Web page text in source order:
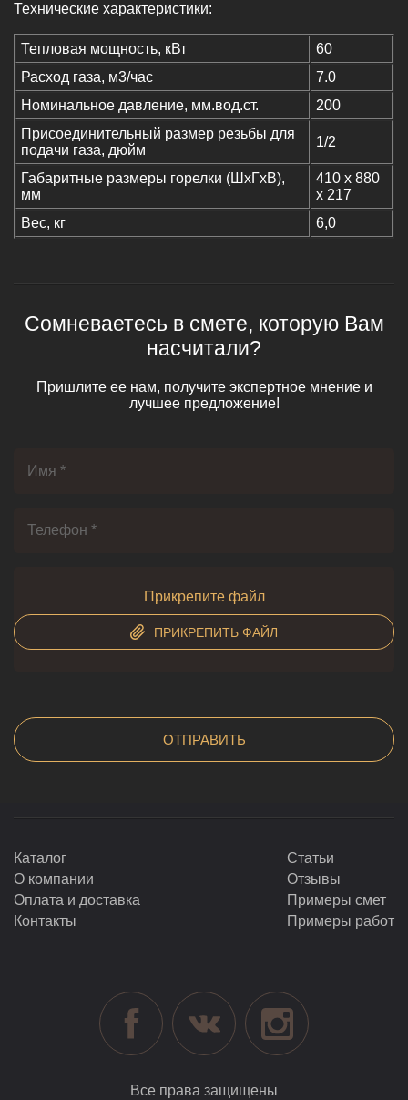
Технические характеристики:
Тепловая мощность, кВт
60
Расход газа, м3/час
7.0
Номинальное давление, мм.вод.ст.
200
Присоединительный размер резьбы для
подачи газа, дюйм
1/2
Габаритные размеры горелки (ШхГхВ),
мм
410 х 880
х 217
Вес, кг
6,0
Сомневаетесь в смете, которую Вам
насчитали?
Пришлите ее нам, получите экспертное мнение и
лучшее предложение!
Прикрепите файл
ПРИКРЕПИТЬ ФАЙЛ
Каталог
О компании
Оплата и доставка
Контакты
Статьи
Отзывы
Примеры смет
Примеры работ
Все права защищены